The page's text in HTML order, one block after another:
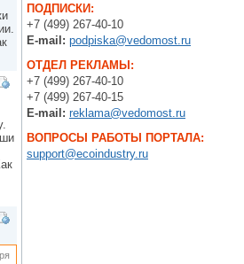
ПОДПИСКИ:
+7 (499) 267-40-10
E-mail: podpiska@vedomost.ru
ОТДЕЛ РЕКЛАМЫ:
+7 (499) 267-40-10
+7 (499) 267-40-15
E-mail: reklama@vedomost.ru
ВОПРОСЫ РАБОТЫ ПОРТАЛА:
support@ecoindustry.ru